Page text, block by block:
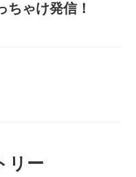
ちゃけ発信！
リー